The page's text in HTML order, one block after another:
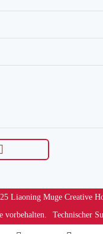
Liaoning Muge Creative
vorbehalten.
Technischer